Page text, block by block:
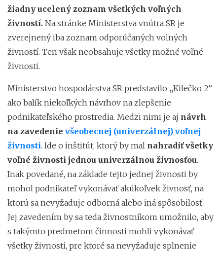
žiadny ucelený zoznam všetkých voľných
živností. Na stránke Ministerstva vnútra SR je
zverejnený iba zoznam odporúčaných voľných
živností. Ten však neobsahuje všetky možné voľné
živnosti.
Ministerstvo hospodárstva SR predstavilo „Kilečko 2“
ako balík niekoľkých návrhov na zlepšenie
podnikateľského prostredia. Medzi nimi je aj návrh
na zavedenie všeobecnej (univerzálnej) voľnej
živnosti. Ide o inštitút, ktorý by mal nahradiť všetky
voľné živnosti jednou univerzálnou živnosťou.
Inak povedané, na základe tejto jednej živnosti by
mohol podnikateľ vykonávať akúkoľvek živnosť, na
ktorú sa nevyžaduje odborná alebo iná spôsobilosť.
Jej zavedením by sa teda živnostníkom umožnilo, aby
s takýmto predmetom činnosti mohli vykonávať
všetky živnosti, pre ktoré sa nevyžaduje splnenie